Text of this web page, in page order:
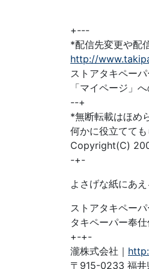
+---
*配信先変更や配
http://
ストアタキペー
「マイページ」
--+
*無断転載はほめ
何かに役立てても
Copyright(C)
-+-
よさげな紙にあえ
ストアタキペーパ
タキペーパー奉仕
+-+-
瀧株式会社｜
〒915-0233 福